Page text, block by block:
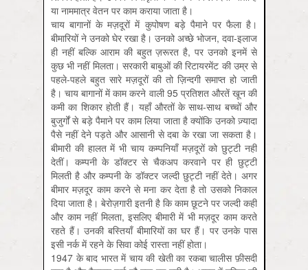
या नाममात्र वेतन पर काम कराया जाता है।
चाय बागानों के मज़दूरों में कुपोषण बड़े पैमाने पर फैला है।
बीमारियों ने उनको घेर रखा है। उनको अच्छे भोजन, दवा-इलाज
ही नहीं बल्कि आराम की बहुत ज़रूरत है, पर उनको इनमें से
कुछ भी नहीं मिलता। सरकारी बाबुओं की रिटायरमेंट की उम्र से
पहले-पहले बहुत सारे मज़दूरों की तो ज़ि‍न्दगी समाप्त हो जाती
है। चाय बागानों में काम करने वाली 95 प्रतिशत औरतें खून की
कमी का शिकार होती हैं। यहाँ औरतों के साथ-साथ बच्चों और
बुजुर्गों से बड़े पैमाने पर काम लिया जाता है क्योंकि उनको ज़्यादा
पैसे नहीं देने पड़ते और आसानी से दबा के रखा जा सकता है।
बीमारी की हालत में भी चाय कम्पनियाँ मज़दूरों को छुट्टी नहीं
देतीं। कम्पनी के डॉक्टर से चैकअप करवाने पर ही छुट्टी
मिलती है और कम्पनी के डॉक्टर जल्दी छुट्टी नहीं देते। अगर
बीमार मज़दूर काम करने से मना कर देता है तो उसको निकाल
दिया जाता है। बेरोज़गारी इतनी है कि काम छूटने पर जल्दी कहीं
और काम नहीं मिलता, इसलिए बीमारी में भी मज़दूर काम करते
रहते हैं। उनकी बस्तियाँ बीमारियों का घर हैं। पर उनके पास
इसी नर्क में रहने के सिवा कोई रास्ता नहीं होता।
1947 के बाद भारत में चाय की खेती का रकबा चालीस फ़ीसदी